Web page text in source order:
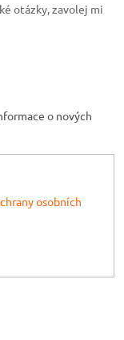
otázky, zavolej mi
o nových
osobních